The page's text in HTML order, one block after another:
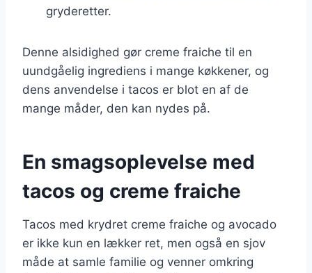
gryderetter.
Denne alsidighed gør creme fraiche til en
uundgåelig ingrediens i mange køkkener, og
dens anvendelse i tacos er blot en af de
mange måder, den kan nydes på.
En smagsoplevelse med
tacos og creme fraiche
Tacos med krydret creme fraiche og avocado
er ikke kun en lækker ret, men også en sjov
måde at samle familie og venner omkring